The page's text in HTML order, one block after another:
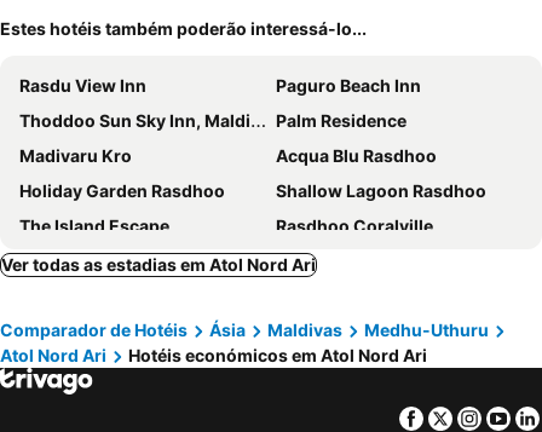
Estes hotéis também poderão interessá-lo...
Rasdu View Inn
Paguro Beach Inn
Thoddoo Sun Sky Inn, Maldives
Palm Residence
Madivaru Kro
Acqua Blu Rasdhoo
Holiday Garden Rasdhoo
Shallow Lagoon Rasdhoo
The Island Escape
Rasdhoo Coralville
Hakuna Maldives
Sevinex Inn
Rangali thoddoo Maldives
Shams Thoddoo
Thoddoo Island Holiday
Chillax Thoddoo
Ras Rana Lodge
Ver todas as estadias em Atol Nord Ari
Comparador de Hotéis Ásia Maldivas
Medhu-Uthuru
Atol Nord Ari
Hotéis económicos em Atol Nord Ari
Facebook
Twitter